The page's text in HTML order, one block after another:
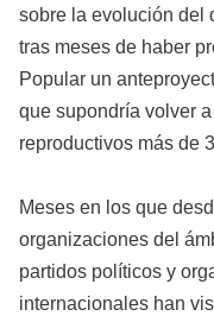
sobre la evolución del
tras meses de haber
Popular un
que supondría volver
reproductivos más de
Meses en los que
organizaciones del
partidos políticos y
internacionales han